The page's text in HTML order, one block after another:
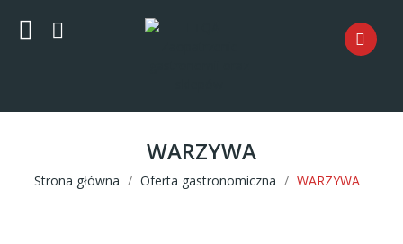
WARZYWA
Strona główna Oferta gastronomiczna WARZYWA